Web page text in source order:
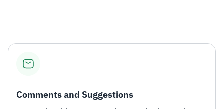
Comments and Suggestions